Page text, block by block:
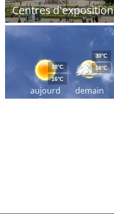
Centres d'exposition
aujourd
´hui
28°C
16°C
demain
30°C
16°C